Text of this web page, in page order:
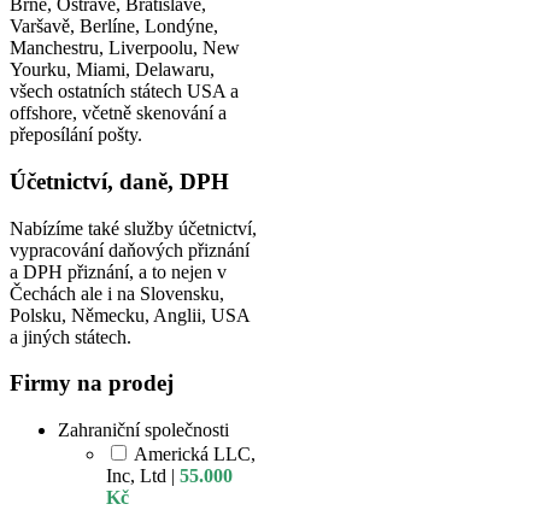
Brně, Ostravě, Bratislavě,
Varšavě, Berlíne, Londýne,
Manchestru, Liverpoolu, New
Yourku, Miami, Delawaru,
všech ostatních státech USA a
offshore, včetně skenování a
přeposílání pošty.
Účetnictví, daně, DPH
Nabízíme také služby účetnictví,
vypracování daňových přiznání
a DPH přiznání, a to nejen v
Čechách ale i na Slovensku,
Polsku, Německu, Anglii, USA
a jiných státech.
Firmy na prodej
Zahraniční společnosti
Americká LLC,
Inc, Ltd | 55.000
Kč